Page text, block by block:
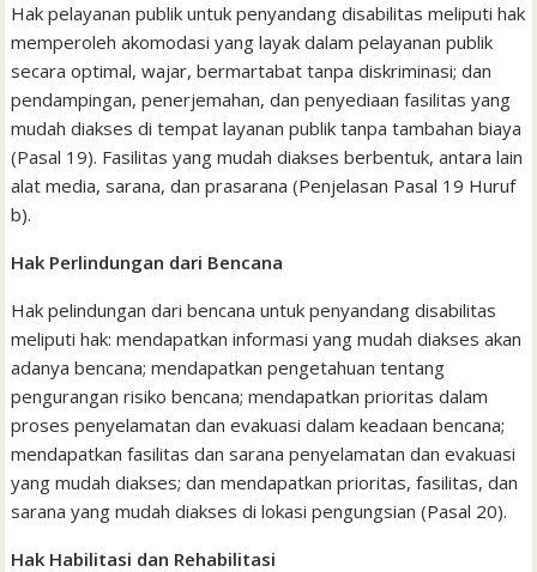
Hak pelayanan publik untuk penyandang disabilitas meliputi hak
memperoleh akomodasi yang layak dalam pelayanan publik
secara optimal, wajar, bermartabat tanpa diskriminasi; dan
pendampingan, penerjemahan, dan penyediaan fasilitas yang
mudah diakses di tempat layanan publik tanpa tambahan biaya
(Pasal 19). Fasilitas yang mudah diakses berbentuk, antara lain
alat media, sarana, dan prasarana (Penjelasan Pasal 19 Huruf
b).
Hak Perlindungan dari Bencana
Hak pelindungan dari bencana untuk penyandang disabilitas
meliputi hak: mendapatkan informasi yang mudah diakses akan
adanya bencana; mendapatkan pengetahuan tentang
pengurangan risiko bencana; mendapatkan prioritas dalam
proses penyelamatan dan evakuasi dalam keadaan bencana;
mendapatkan fasilitas dan sarana penyelamatan dan evakuasi
yang mudah diakses; dan mendapatkan prioritas, fasilitas, dan
sarana yang mudah diakses di lokasi pengungsian (Pasal 20).
Hak Habilitasi dan Rehabilitasi